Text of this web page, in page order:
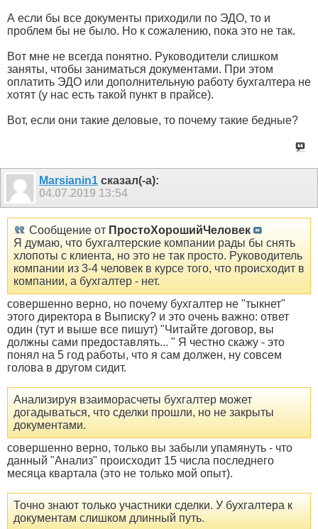
А если бы все документы приходили по ЭДО, то и
проблем бы не было. Но к сожалению, пока это не так.
Вот мне не всегда понятно. Руководители слишком
заняты, чтобы заниматься документами. При этом
оплатить ЭДО или дополнительную работу бухгалтера не
хотят (у нас есть такой пункт в прайсе).
Вот, если они такие деловые, то почему такие бедные?
Marsianin1 сказал(-а):
04.07.2019 13:54
Сообщение от ПростоХорошийЧеловек
Я думаю, что бухгалтерские компании рады бы снять
хлопоты с клиента, но это не так просто. Руководитель
компании из 3-4 человек в курсе того, что происходит в
компании, а бухгалтер - нет.
совершенно верно, но почему бухгалтер не "тыкнет"
этого директора в Выписку? и это очень важно: ответ
один (тут и выше все пишут) "Читайте договор, вы
должны сами предоставлять... " Я честно скажу - это
понял на 5 год работы, что я сам должен, ну совсем
голова в другом сидит.
Анализируя взаиморасчеты бухгалтер может
догадываться, что сделки прошли, но не закрыты
документами.
совершенно верно, только вы забыли упамянуть - что
данный "Анализ" происходит 15 числа последнего
месяца квартала (это не только мой опыт).
Точно знают только участники сделки. У бухгалтера к
документам слишком длинный путь.